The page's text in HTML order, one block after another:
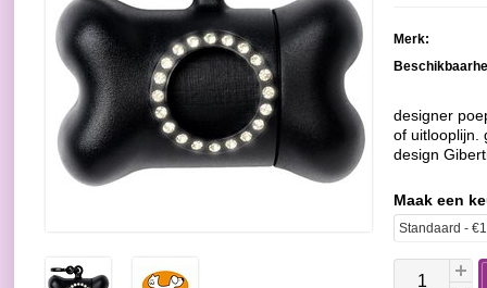
Merk:
designer
of uitlooplijn.
design
Maak een